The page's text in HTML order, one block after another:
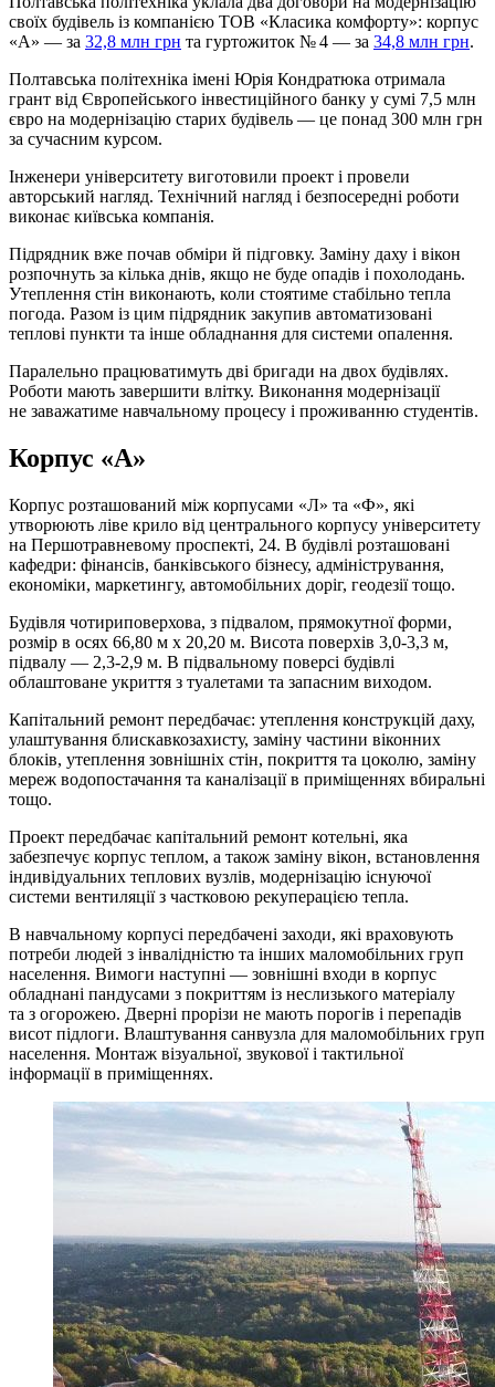
своїх будівель із компанією ТОВ «Класика комфорту»: корпус
«А» — за 32,8 млн грн та гуртожиток № 4 — за 34,8 млн грн.
Полтавська політехніка імені Юрія Кондратюка отримала
грант від Європейського інвестиційного банку у сумі 7,5 млн
євро на модернізацію старих будівель — це понад 300 млн грн
за сучасним курсом.
Інженери університету виготовили проект і провели
авторський нагляд. Технічний нагляд і безпосередні роботи
виконає київська компанія.
Підрядник вже почав обміри й підговку. Заміну даху і вікон
розпочнуть за кілька днів, якщо не буде опадів і похолодань.
Утеплення стін виконають, коли стоятиме стабільно тепла
погода. Разом із цим підрядник закупив автоматизовані
теплові пункти та інше обладнання для системи опалення.
Паралельно працюватимуть дві бригади на двох будівлях.
Роботи мають завершити влітку. Виконання модернізації
не заважатиме навчальному процесу і проживанню студентів.
Корпус «А»
Корпус розташований між корпусами «Л» та «Ф», які
утворюють ліве крило від центрального корпусу університету
на Першотравневому проспекті, 24. В будівлі розташовані
кафедри: фінансів, банківського бізнесу, адміністрування,
економіки, маркетингу, автомобільних доріг, геодезії тощо.
Будівля чотириповерхова, з підвалом, прямокутної форми,
розмір в осях 66,80 м х 20,20 м. Висота поверхів 3,0-3,3 м,
підвалу — 2,3-2,9 м. В підвальному поверсі будівлі
облаштоване укриття з туалетами та запасним виходом.
Капітальний ремонт передбачає: утеплення конструкцій даху,
улаштування блискавкозахисту, заміну частини віконних
блоків, утеплення зовнішніх стін, покриття та цоколю, заміну
мереж водопостачання та каналізації в приміщеннях вбиральні
тощо.
Проект передбачає капітальний ремонт котельні, яка
забезпечує корпус теплом, а також заміну вікон, встановлення
індивідуальних теплових вузлів, модернізацію існуючої
системи вентиляції з частковою рекуперацією тепла.
В навчальному корпусі передбачені заходи, які враховують
потреби людей з інвалідністю та інших маломобільних груп
населення. Вимоги наступні — зовнішні входи в корпус
обладнані пандусами з покриттям із неслизького матеріалу
та з огорожею. Дверні прорізи не мають порогів і перепадів
висот підлоги. Влаштування санвузла для маломобільних груп
населення. Монтаж візуальної, звукової і тактильної
інформації в приміщеннях.